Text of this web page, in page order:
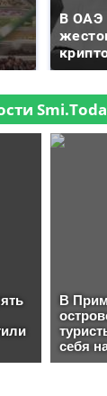
В ОАЭ